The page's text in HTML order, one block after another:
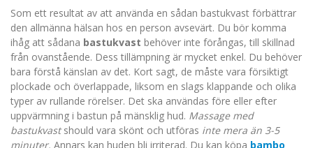
Som ett resultat av att använda en sådan bastukvast förbättrar
den allmänna hälsan hos en person avsevärt. Du bör komma
ihåg att sådana bastukvast behöver inte förångas, till skillnad
från ovanstående. Dess tillämpning är mycket enkel. Du behöver
bara förstå känslan av det. Kort sagt, de måste vara försiktigt
plockade och överlappade, liksom en slags klappande och olika
typer av rullande rörelser. Det ska användas före eller efter
uppvärmning i bastun på mänsklig hud. Massage med
bastukvastshould vara skönt och utföras inte mera än 3-5
minuter. Annars kan huden bli irriterad. Du kan köpa bambo